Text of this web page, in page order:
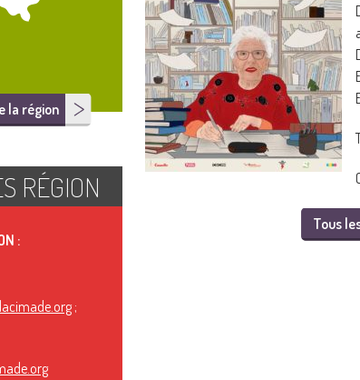
Tous
la région
RÉGION
:
;